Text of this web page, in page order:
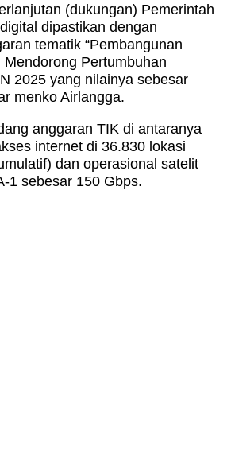
(dukungan) Pemerintah
dipastikan dengan
tematik “Pembangunan
Pertumbuhan
2025 yang nilainya sebesar
menko Airlangga.
anggaran TIK di antaranya
internet di 36.830 lokasi
dan operasional satelit
1 sebesar 150 Gbps.